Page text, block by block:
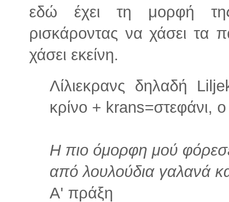
εδώ έχει τη μορφή
ρισκάροντας να χάσει τα
χάσει εκείνη.
Λίλιεκρανς δηλαδή
κρίνο + krans=στεφάνι,
Η πιο όμορφη μού
από λουλούδια γαλανά
Α' πράξη